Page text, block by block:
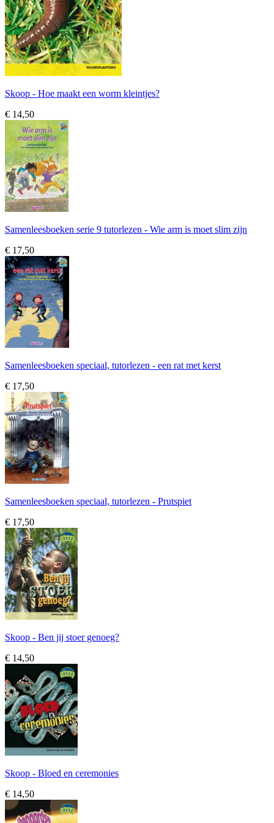
Skoop - Hoe maakt een worm kleintjes?
€ 14,50
Samenleesboeken serie 9 tutorlezen - Wie arm is moet slim zijn
€ 17,50
Samenleesboeken speciaal, tutorlezen - een rat met kerst
€ 17,50
Samenleesboeken speciaal, tutorlezen - Prutspiet
€ 17,50
Skoop - Ben jij stoer genoeg?
€ 14,50
Skoop - Bloed en ceremonies
€ 14,50